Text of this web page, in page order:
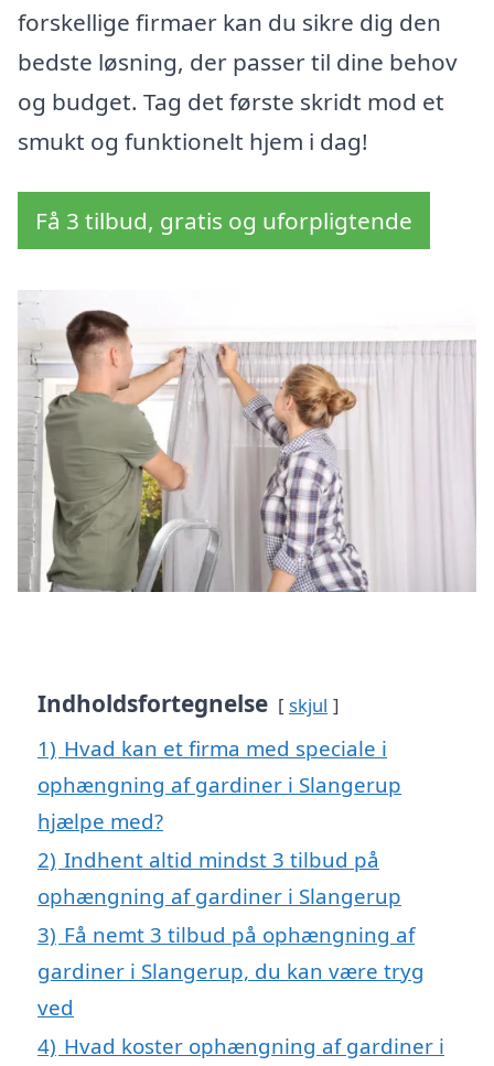
forskellige firmaer kan du sikre dig den
bedste løsning, der passer til dine behov
og budget. Tag det første skridt mod et
smukt og funktionelt hjem i dag!
Få 3 tilbud, gratis og uforpligtende
Indholdsfortegnelse skjul
1) Hvad kan et firma med speciale i
ophængning af gardiner i Slangerup
hjælpe med?
2) Indhent altid mindst 3 tilbud på
ophængning af gardiner i Slangerup
3) Få nemt 3 tilbud på ophængning af
gardiner i Slangerup, du kan være tryg
ved
4) Hvad koster ophængning af gardiner i